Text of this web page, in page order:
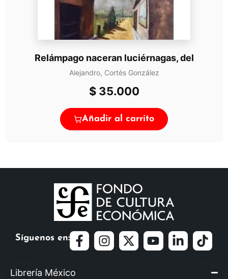
Relámpago naceran luciérnagas, del
Alejandro, Cortés González
$35.000
Añadir al carrito
Síguenos en:
Librería México